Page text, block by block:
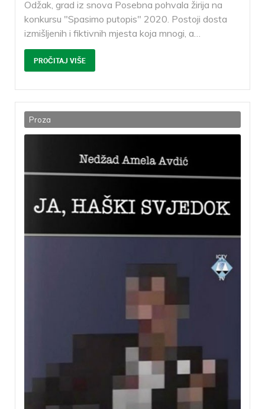
Odžak, grad iz snova Posebna pohvala žirija na
konkursu "Spasimo putopis" 2020. Postoji dosta
izmišljenih i fiktivnih mjesta koja mnogi, a…
PROČITAJ VIŠE
Proza